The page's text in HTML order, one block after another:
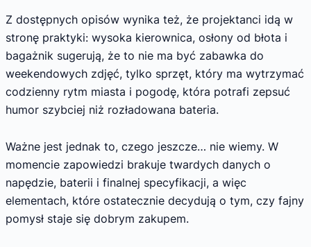
Z dostępnych opisów wynika też, że projektanci idą w
stronę praktyki: wysoka kierownica, osłony od błota i
bagażnik sugerują, że to nie ma być zabawka do
weekendowych zdjęć, tylko sprzęt, który ma wytrzymać
codzienny rytm miasta i pogodę, która potrafi zepsuć
humor szybciej niż rozładowana bateria.
Ważne jest jednak to, czego jeszcze… nie wiemy. W
momencie zapowiedzi brakuje twardych danych o
napędzie, baterii i finalnej specyfikacji, a więc
elementach, które ostatecznie decydują o tym, czy fajny
pomysł staje się dobrym zakupem.